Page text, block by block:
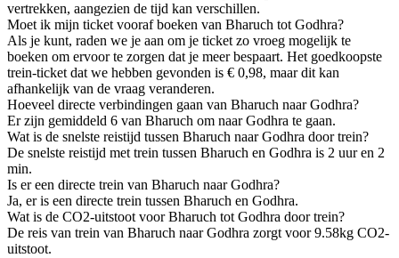
vertrekken, aangezien de tijd kan verschillen.
Moet ik mijn ticket vooraf boeken van Bharuch tot Godhra?
Als je kunt, raden we je aan om je ticket zo vroeg mogelijk te
boeken om ervoor te zorgen dat je meer bespaart. Het goedkoopste
trein-ticket dat we hebben gevonden is € 0,98, maar dit kan
afhankelijk van de vraag veranderen.
Hoeveel directe verbindingen gaan van Bharuch naar Godhra?
Er zijn gemiddeld 6 van Bharuch om naar Godhra te gaan.
Wat is de snelste reistijd tussen Bharuch naar Godhra door trein?
De snelste reistijd met trein tussen Bharuch en Godhra is 2 uur en 2
min.
Is er een directe trein van Bharuch naar Godhra?
Ja, er is een directe trein tussen Bharuch en Godhra.
Wat is de CO2-uitstoot voor Bharuch tot Godhra door trein?
De reis van trein van Bharuch naar Godhra zorgt voor 9.58kg CO2-
uitstoot.